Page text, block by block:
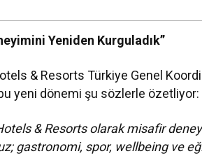
Yeniden Kurguladık”
& Resorts Türkiye Genel
yeni dönemi şu sözlerle özetliyor:
& Resorts olarak misafir
gastronomi, spor, wellbeing ve